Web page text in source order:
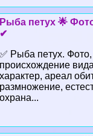
Рыба пeтyx 🌟
✔
✅ Рыба пeтyx.
происхождение
хаpaктер, ареал
размножение,
охрана...